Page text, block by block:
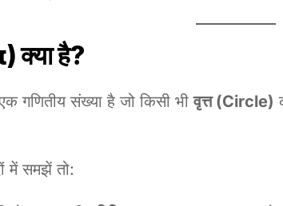
क्या है?
गणितीय संख्या है जो किसी भीवृत्त (Circle)
में समझें तो: